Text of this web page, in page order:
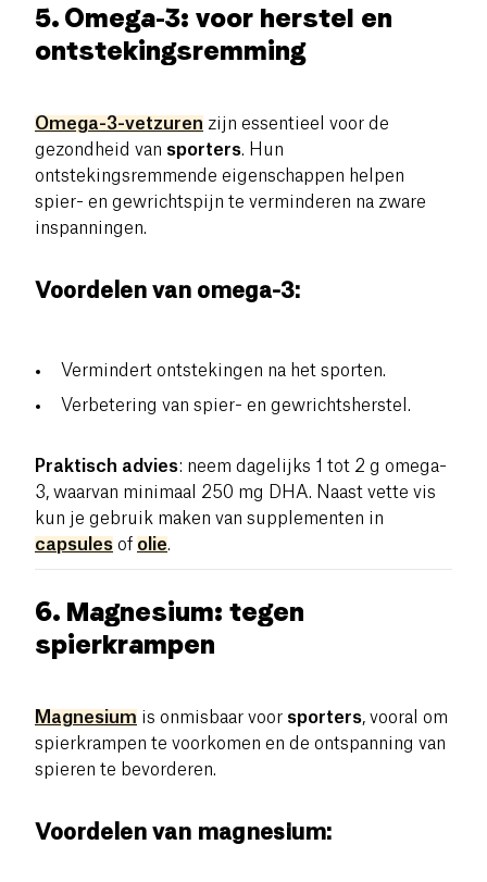
5. Omega-3: voor herstel en
ontstekingsremming
Omega-3-vetzuren zijn essentieel voor de
gezondheid van sporters. Hun
ontstekingsremmende eigenschappen helpen
spier- en gewrichtspijn te verminderen na zware
inspanningen.
Voordelen van omega-3:
Vermindert ontstekingen na het sporten.
Verbetering van spier- en gewrichtsherstel.
Praktisch advies: neem dagelijks 1 tot 2 g omega-
3, waarvan minimaal 250 mg DHA. Naast vette vis
kun je gebruik maken van supplementen in
capsules of olie.
6. Magnesium: tegen
spierkrampen
Magnesium is onmisbaar voor sporters, vooral om
spierkrampen te voorkomen en de ontspanning van
spieren te bevorderen.
Voordelen van magnesium: